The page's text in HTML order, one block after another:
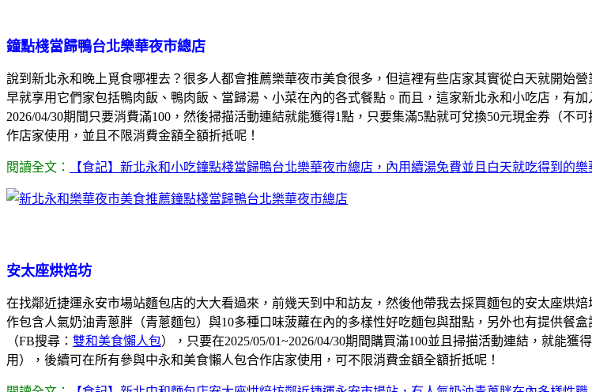
鐘點棧當歸鴨台北樂華夜市總店
說到新北永和晚上覓食哪裡去？很多人都會推薦樂華夜市美食很多，但這裡有些店家其實從白天就開始
早就享用它們家包括鴨肉飯、鴨肉飯、當歸湯、小菜在內的各式餐點。而且，這家新北永和小吃店，有
2026/04/30期間只要消費滿100，然後掃描活動連結就能獲得1點，只要集滿5點就可兌換50元現金券（
作店家使用，並且不限消費金額全額折抵呢！
閱讀全文： 【食記】新北永和小吃鐘點棧當歸鴨台北樂華夜市總店，內用續湯免費並且白天就吃得到的
安太座烘焙坊
在找鄰近捷運永安市場站麵包店的大大看過來，前幾天到中和訪友，然後他帶我去採買麵包的安太座烘
作包含人氣奶油青蔥胖（青蔥麵包）與10多種口味菠蘿在內的多樣性好吃麵包與甜點，另外也有提供餐
（FB搜尋： 雙和美食懶人包），只要在2025/05/01~2026/04/30期間購買滿100並且掃描活動連結，就能
用），後續可在所有參與中永和美食懶人包合作店家使用，可不限消費金額全額折抵呢！